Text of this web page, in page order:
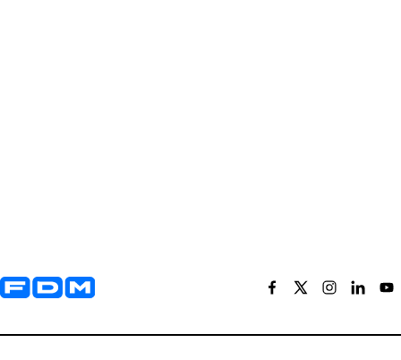
Yderligere information og kontaktoplysninger